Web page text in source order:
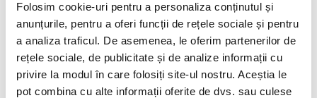
Folosim cookie-uri pentru a personaliza conținutul și
anunțurile, pentru a oferi funcții de rețele sociale și pentru
a analiza traficul. De asemenea, le oferim partenerilor de
rețele sociale, de publicitate și de analize informații cu
privire la modul în care folosiți site-ul nostru. Aceștia le
pot combina cu alte informații oferite de dvs. sau culese
Pana la12 ratefara dobanda
Retur in 14 zile
Urmareste-ne pe: